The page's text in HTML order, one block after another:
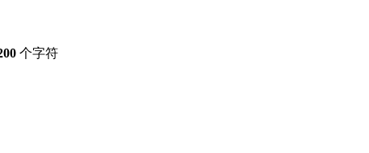
个字符